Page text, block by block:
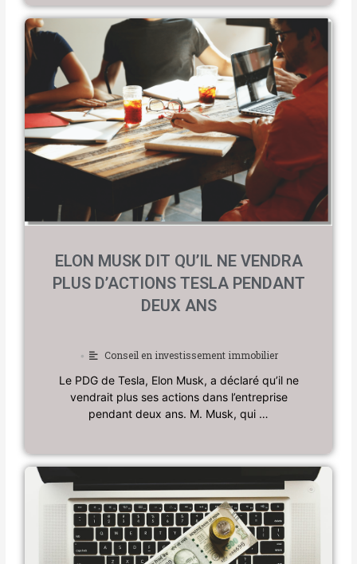
ELON MUSK DIT QU’IL NE VENDRA
PLUS D’ACTIONS TESLA PENDANT
DEUX ANS
• Conseil en investissement immobilier
Le PDG de Tesla, Elon Musk, a déclaré qu’il ne
vendrait plus ses actions dans l’entreprise
pendant deux ans. M. Musk, qui …